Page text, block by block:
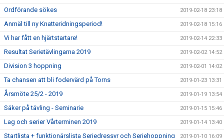
Ordförande sökes 2019-02-18 23:18
Anmäl till ny Knatteridningsperiod! 2019-02-18 15:16
Vi har fått en hjärtstartare! 2019-02-14 22:33
Resultat Serietävlingarna 2019 2019-02-02 14:52
Division 3 hoppning 2019-02-01 14:02
Ta chansen att bli fodervärd på Torns 2019-01-23 13:31
Årsmöte 25/2 - 2019 2019-01-19 13:54
Säker på tävling - Seminarie 2019-01-15 15:46
Lag och serier Vårterminen 2019 2019-01-14 13:40
Startlista + funktionärslista Seriedressyr och Seriehoppning 2019-01-10 16:09